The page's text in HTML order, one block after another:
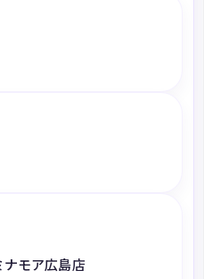
ナモア広島店